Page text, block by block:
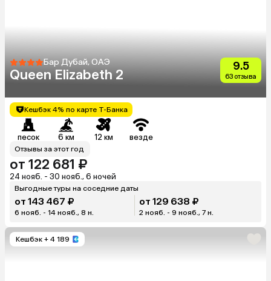
Бар Дубай, ОАЭ
Queen Elizabeth 2
9.5
63 отзыва
Кешбэк 4% по карте Т-Банка
песок 6 км 12 км везде
Отзывы за этот год
от 122 681 ₽
24 нояб. - 30 нояб., 6 ночей
Выгодные туры на соседние даты
от 143 467 ₽
6 нояб. - 14 нояб., 8 н.
от 129 638 ₽
2 нояб. - 9 нояб., 7 н.
Кешбэк + 4 189